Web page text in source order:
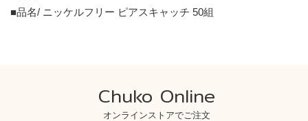
■品名/ ニッケルフリー ピアスキャッチ 50組
Chuko Online
オンラインストアでご注文